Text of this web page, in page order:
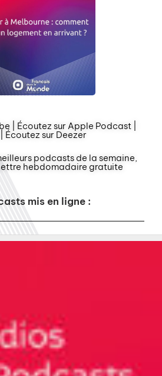
| Écoutez sur Apple Podcast |
Écoutez sur Deezer
podcasts de la semaine,
hebdomadaire gratuite
mis en ligne :